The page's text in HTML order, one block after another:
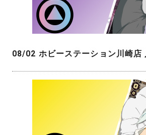
08/02 ホビーステーション川崎店